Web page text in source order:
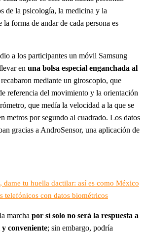
de la psicología, la medicina y la
forma de andar de cada persona es
a los participantes un móvil Samsung
en una bolsa especial enganchada al
mediante un giroscopio, que
referencia del movimiento y la orientación
que medía la velocidad a la que se
metros por segundo al cuadrado. Los datos
gracias a AndroSensor, una aplicación de
dame tu huella dactilar: así es como México
telefónicos con datos biométricos
marcha por sí solo no será la respuesta a
conveniente; sin embargo, podría